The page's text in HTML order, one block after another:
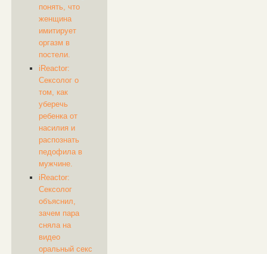
понять, что
женщина
имитирует
оргазм в
постели.
iReactor:
Сексолог о
том, как
уберечь
ребенка от
насилия и
распознать
педофила в
мужчине.
iReactor:
Сексолог
объяснил,
зачем пара
сняла на
видео
оральный секс